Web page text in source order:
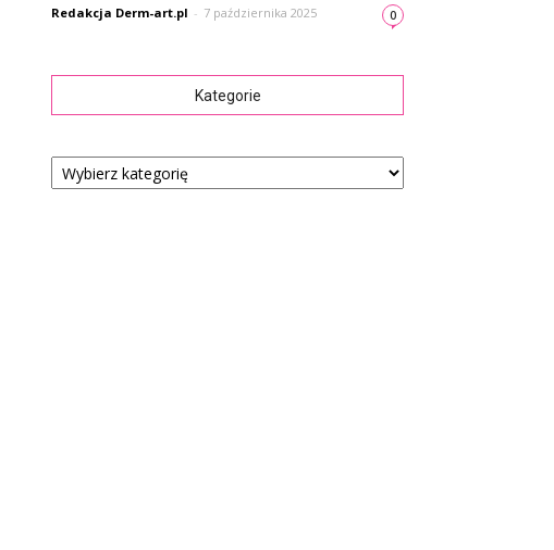
Redakcja Derm-art.pl - 7 października 2025 0
Kategorie
Kategorie